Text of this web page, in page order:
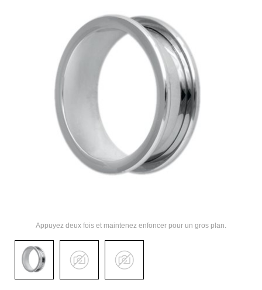
Appuyez deux fois et maintenez enfoncer pour un gros plan.